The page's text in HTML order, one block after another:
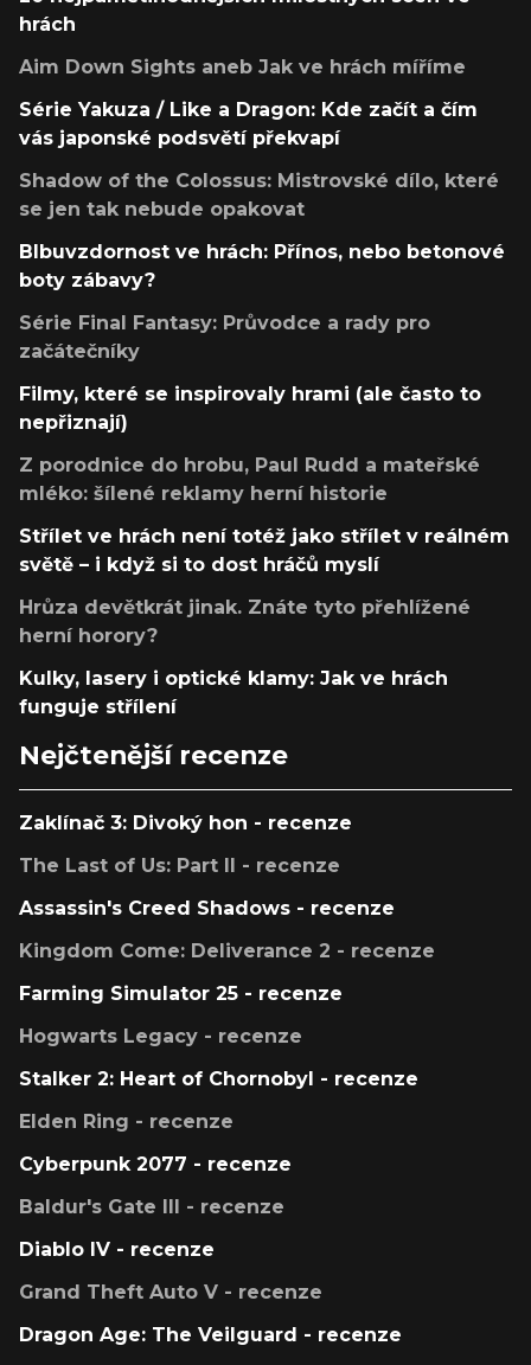
hrách
Aim Down Sights aneb Jak ve hrách míříme
Série Yakuza / Like a Dragon: Kde začít a čím
vás japonské podsvětí překvapí
Shadow of the Colossus: Mistrovské dílo, které
se jen tak nebude opakovat
Blbuvzdornost ve hrách: Přínos, nebo betonové
boty zábavy?
Série Final Fantasy: Průvodce a rady pro
začátečníky
Filmy, které se inspirovaly hrami (ale často to
nepřiznají)
Z porodnice do hrobu, Paul Rudd a mateřské
mléko: šílené reklamy herní historie
Střílet ve hrách není totéž jako střílet v reálném
světě – i když si to dost hráčů myslí
Hrůza devětkrát jinak. Znáte tyto přehlížené
herní horory?
Kulky, lasery i optické klamy: Jak ve hrách
funguje střílení
Nejčtenější recenze
Zaklínač 3: Divoký hon - recenze
The Last of Us: Part II - recenze
Assassin's Creed Shadows - recenze
Kingdom Come: Deliverance 2 - recenze
Farming Simulator 25 - recenze
Hogwarts Legacy - recenze
Stalker 2: Heart of Chornobyl - recenze
Elden Ring - recenze
Cyberpunk 2077 - recenze
Baldur's Gate III - recenze
Diablo IV - recenze
Grand Theft Auto V - recenze
Dragon Age: The Veilguard - recenze